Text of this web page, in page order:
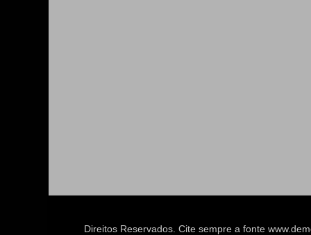
Direitos Reservados. Cite sempre a fonte